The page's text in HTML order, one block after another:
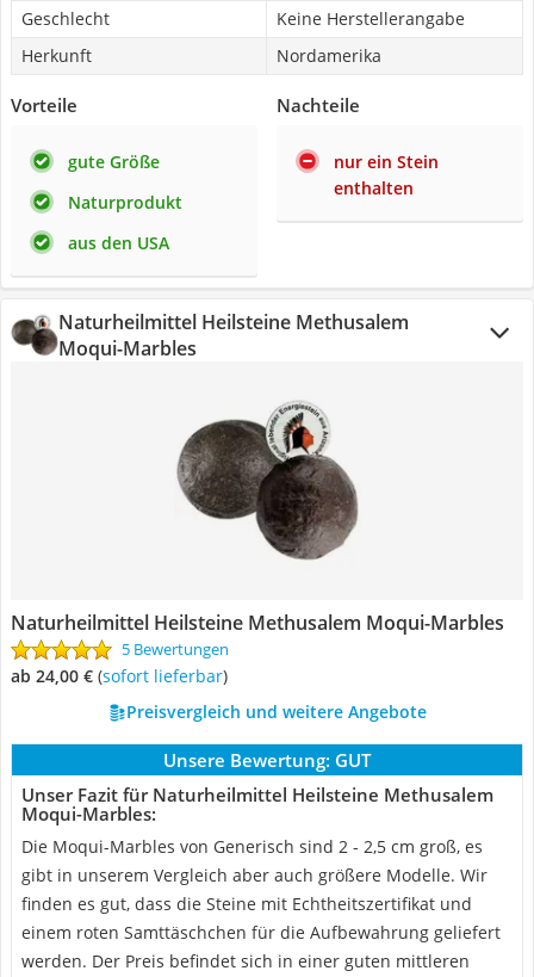
Geschlecht
Keine Herstellerangabe
Herkunft
Nordamerika
Vorteile
gute Größe
Naturprodukt
aus den USA
Nachteile
nur ein Stein
enthalten
Naturheilmittel Heilsteine Methusalem
Moqui-Marbles
Naturheilmittel Heilsteine Methusalem Moqui-Marbles
5 Bewertungen
ab 24,00 € ( Sofort lieferbar)
Preisvergleich und weitere Angebote
Unsere Bewertung: GUT
Unser Fazit für Naturheilmittel Heilsteine Methusalem
Moqui-Marbles:
Die Moqui-Marbles von Generisch sind 2 - 2,5 cm groß, es
gibt in unserem Vergleich aber auch größere Modelle. Wir
finden es gut, dass die Steine mit Echtheitszertifikat und
einem roten Samttäschchen für die Aufbewahrung geliefert
werden. Der Preis befindet sich in einer guten mittleren